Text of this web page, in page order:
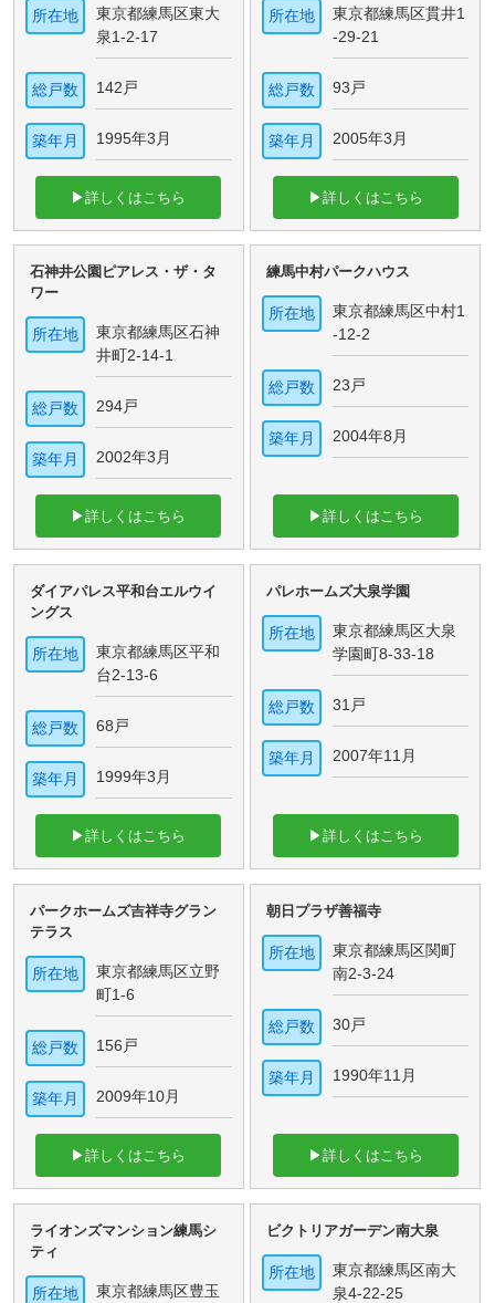
所在地
東京都練馬区東大
泉1-2-17
総戸数 142戸
築年月 1995年3月
▶詳しくはこちら
所在地
東京都練馬区貫井1
-29-21
総戸数 93戸
築年月 2005年3月
▶詳しくはこちら
石神井公園ピアレス・ザ・タ
ワー
所在地
東京都練馬区石神
井町2-14-1
総戸数 294戸
築年月 2002年3月
▶詳しくはこちら
練馬中村パークハウス
所在地
東京都練馬区中村1
-12-2
総戸数 23戸
築年月 2004年8月
▶詳しくはこちら
ダイアパレス平和台エルウイ
ングス
所在地
東京都練馬区平和
台2-13-6
総戸数 68戸
築年月 1999年3月
▶詳しくはこちら
パレホームズ大泉学園
所在地
東京都練馬区大泉
学園町8-33-18
総戸数 31戸
築年月 2007年11月
▶詳しくはこちら
パークホームズ吉祥寺グラン
テラス
所在地
東京都練馬区立野
町1-6
総戸数 156戸
築年月 2009年10月
▶詳しくはこちら
朝日プラザ善福寺
所在地
東京都練馬区関町
南2-3-24
総戸数 30戸
築年月 1990年11月
▶詳しくはこちら
ライオンズマンション練馬シ
ティ
所在地
東京都練馬区豊玉
ビクトリアガーデン南大泉
所在地
東京都練馬区南大
泉4-22-25